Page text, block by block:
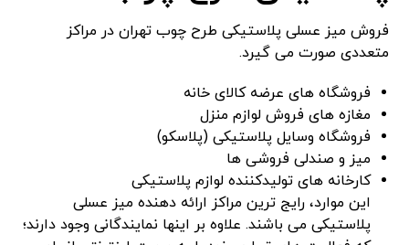
فروش میز عسلی پلاستیکی طرح چوب تهران در مراکز
متعددی صورت می گیرد.
فروشگاه های عرضه کالای خانه
مغازه های فروش لوازم منزل
فروشگاه وسایل پلاستیکی (پلاسکو)
میز و صندلی فروشی ها
کارخانه های تولیدکننده لوازم پلاستیکی
این موارد، رایج ترین مراکز ارائه دهنده میز عسلی
پلاستیکی می باشند. علاوه بر اینها نمایندگانی وجود دارند؛